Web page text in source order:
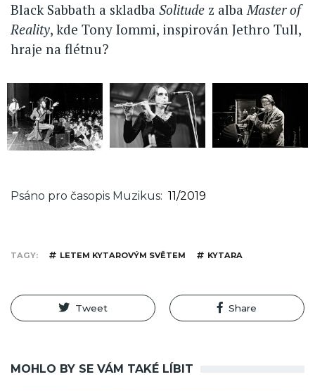
Black Sabbath a skladba Solitude z albaMaster of
Reality, kde Tony Iommi, inspirován Jethro Tull,
hraje na flétnu?
Psáno pro časopis Muzikus 11/2019
TAGY LETEM KYTAROVÝM SVĚTEM KYTARA
Tweet Share
MOHLO BY SE VÁM TAKÉ LÍBIT